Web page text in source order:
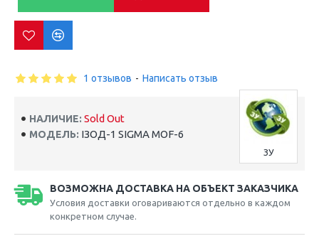
ВОЗМОЖНА ДОСТАВКА НА ОБЪЕКТ ЗАКАЗЧИКА
Условия доставки оговариваются отдельно в каждом
конкретном случае.
НАЛИЧИЕ: Sold Out
МОДЕЛЬ: ІЗОД-1 SIGMA MOF-6
ЗУ
1 отзывов - Написать отзыв